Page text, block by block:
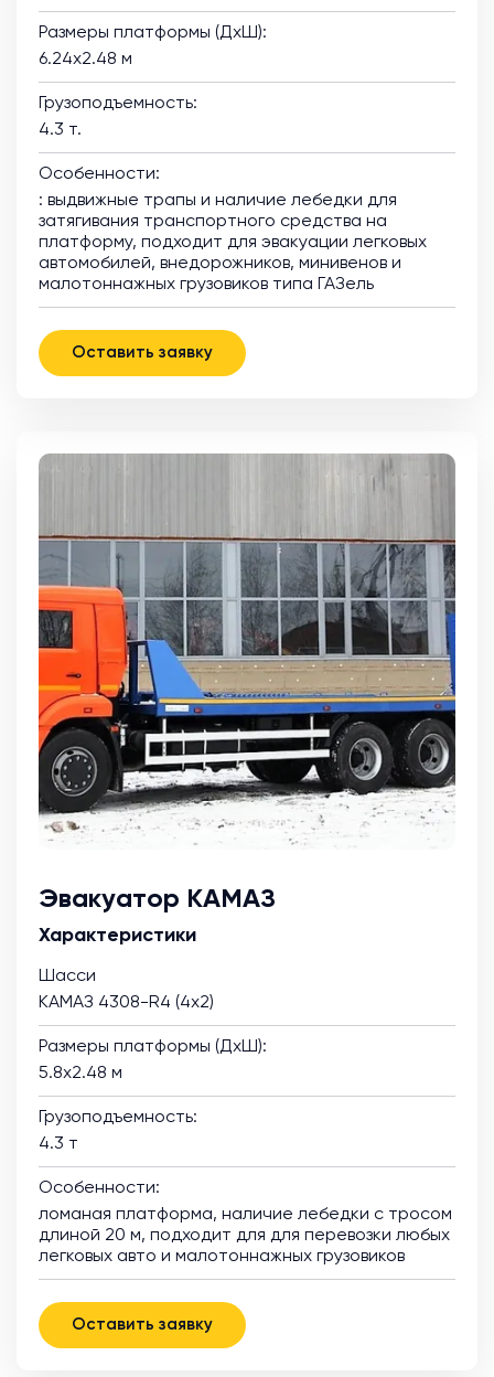
Размеры платформы (ДхШ):
6.24х2.48 м
Грузоподъемность:
4.3 т.
Особенности:
: выдвижные трапы и наличие лебедки для
затягивания транспортного средства на
платформу, подходит для эвакуации легковых
автомобилей, внедорожников, минивенов и
малотоннажных грузовиков типа ГАЗель
Оставить заявку
Эвакуатор КАМАЗ
Характеристики
Шасси
КАМАЗ 4308-R4 (4х2)
Размеры платформы (ДхШ):
5.8х2.48 м
Грузоподъемность:
4.3 т
Особенности:
ломаная платформа, наличие лебедки с тросом
длиной 20 м, подходит для для перевозки любых
легковых авто и малотоннажных грузовиков
Оставить заявку